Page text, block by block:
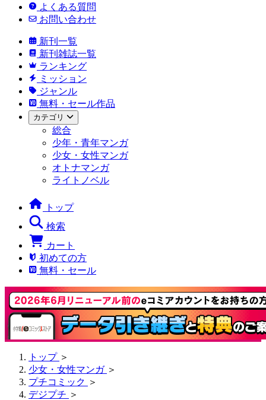
よくある質問
お問い合わせ
新刊一覧
新刊雑誌一覧
ランキング
ミッション
ジャンル
無料・セール作品
カテゴリ
総合
少年・青年マンガ
少女・女性マンガ
オトナマンガ
ライトノベル
トップ
検索
カート
初めての方
無料・セール
トップ ＞
少女・女性マンガ ＞
プチコミック ＞
デジプチ ＞